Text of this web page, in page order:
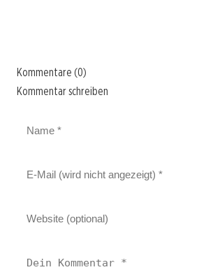
Kommentare (0)
Kommentar schreiben